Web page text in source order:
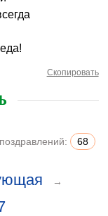
Скопировать
68
→